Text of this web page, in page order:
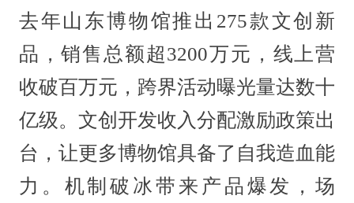
去年山东博物馆推出275款文创新
品，销售总额超3200万元，线上营
收破百万元，跨界活动曝光量达数十
亿级。文创开发收入分配激励政策出
台，让更多博物馆具备了自我造血能
力。机制破冰带来产品爆发，场